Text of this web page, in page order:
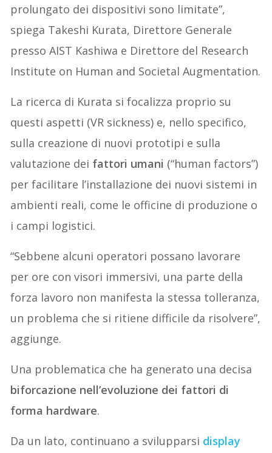
prolungato dei dispositivi sono limitate”,
spiega Takeshi Kurata, Direttore Generale
presso AIST Kashiwa e Direttore del Research
Institute on Human and Societal Augmentation.
La ricerca di Kurata si focalizza proprio su
questi aspetti (VR sickness) e, nello specifico,
sulla creazione di nuovi prototipi e sulla
valutazione dei fattori umani (“human factors”)
per facilitare l’installazione dei nuovi sistemi in
ambienti reali, come le officine di produzione o
i campi logistici.
“Sebbene alcuni operatori possano lavorare
per ore con visori immersivi, una parte della
forza lavoro non manifesta la stessa tolleranza,
un problema che si ritiene difficile da risolvere”,
aggiunge.
Una problematica che ha generato una decisa
biforcazione nell’evoluzione dei fattori di
forma hardware.
Da un lato, continuano a svilupparsi display